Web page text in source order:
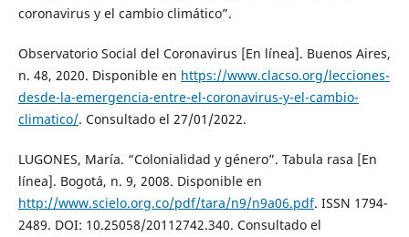
coronavirus y el cambio climático”.
Observatorio Social del Coronavirus [En línea]. Buenos Aires,
n. 48, 2020. Disponible en https://www.clacso.org/lecciones-
desde-la-emergencia-entre-el-coronavirus-y-el-cambio-
climatico/. Consultado el 27/01/2022.
LUGONES, María. “Colonialidad y género”. Tabula rasa [En
línea]. Bogotá, n. 9, 2008. Disponible en
http://www.scielo.org.co/pdf/tara/n9/n9a06.pdf. ISSN 1794-
2489. DOI: 10.25058/20112742.340. Consultado el